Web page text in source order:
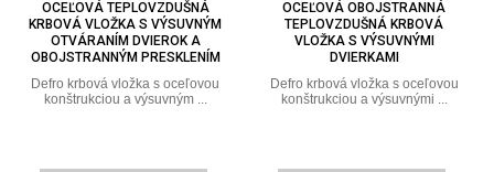
OCEĽOVÁ TEPLOVZDUŠNÁ
KRBOVÁ VLOŽKA S VÝSUVNÝM
OTVÁRANÍM DVIEROK A
OBOJSTRANNÝM PRESKLENÍM
Defro krbová vložka s oceľovou
konštrukciou a výsuvným ...
OCEĽOVÁ OBOJSTRANNÁ
TEPLOVZDUŠNÁ KRBOVÁ
VLOŽKA S VÝSUVNÝMI
DVIERKAMI
Defro krbová vložka s oceľovou
konštrukciou a výsuvnými ...